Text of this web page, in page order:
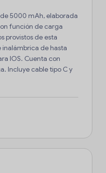
5000 mAh, elaborada
función de carga
provistos de esta
de hasta
IOS. Cuenta con
Incluye cable tipo C y